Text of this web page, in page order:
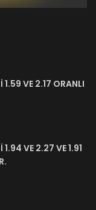
VE 2.17 ORANLI
VE 2.27 VE 1.91